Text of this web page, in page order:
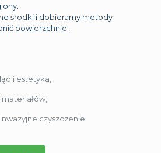
środki i dobieramy metody
powierzchnie.
i estetyka,
czyszczenie.